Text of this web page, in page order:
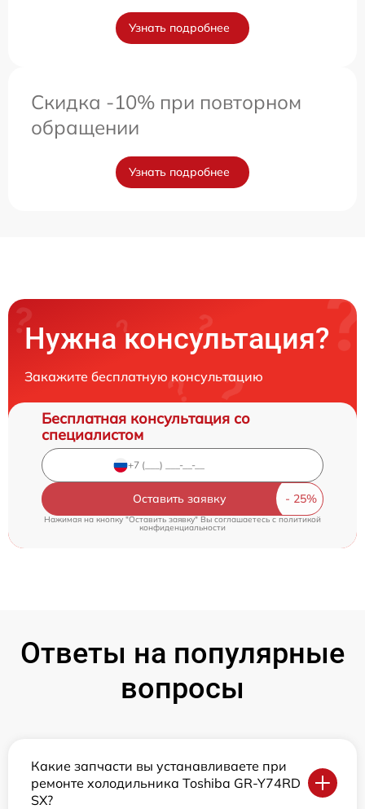
Узнать подробнее
Скидка -10% при повторном
обращении
Узнать подробнее
Нужна консультация?
Закажите бесплатную консультацию
Бесплатная консультация со
специалистом
Оставить заявку
Нажимая на кнопку "Оставить заявку" Вы соглашаетесь cполитикой
конфиденциальности
Ответы на популярные
вопросы
Какие запчасти вы устанавливаете при
ремонте холодильника Toshiba GR-Y74RD
SX?